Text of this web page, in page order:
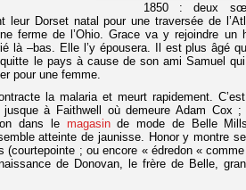
1850 : deux
leur Dorset natal pour une traversée de
ferme de l’Ohio. Grace va y rejoindre un
là –bas. Elle l’y épousera. Il est plus âgé
le pays à cause de son ami Samuel
pour une femme.
la malaria et meurt rapidement.
à Faithwell où demeure Adam Cox
dans lemagasinde mode de Belle
atteinte de jaunisse. Honor y montre
(courtepointe ; ou encore « édredon «
de Donovan, le frère de Belle,